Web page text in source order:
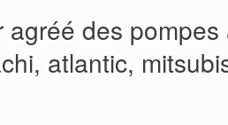
agréé des
atlantic,